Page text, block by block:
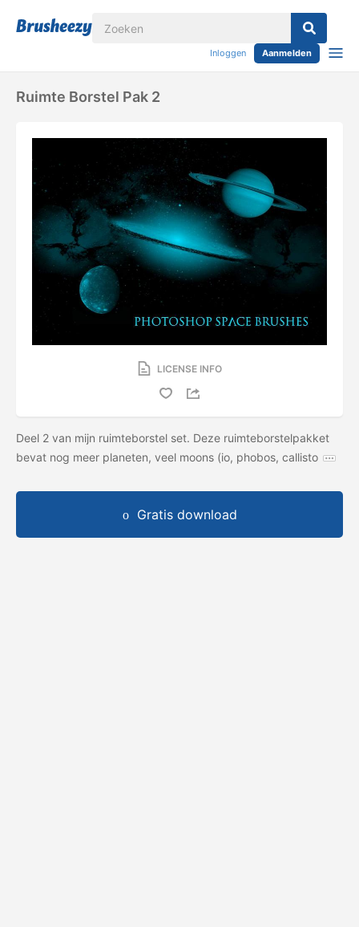
Inloggen Aanmelden
Ruimte Borstel Pak 2
LICENSE INFO
Deel 2 van mijn ruimteborstel set. Deze ruimteborstelpakket
bevat nog meer planeten, veel moons (io, phobos, callisto
Gratis download